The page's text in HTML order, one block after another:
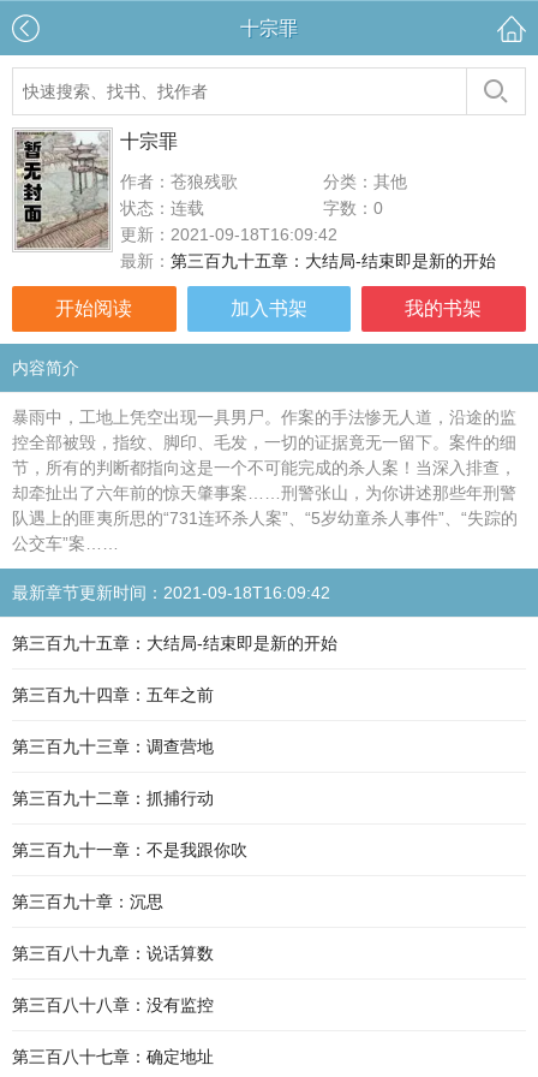
十宗罪
十宗罪
作者：苍狼残歌
分类：其他
状态：连载
字数：0
更新：2021-09-18T16:09:42
最新： 第三百九十五章：大结局-结束即是新的开始
开始阅读 加入书架 我的书架
内容简介
暴雨中，工地上凭空出现一具男尸。作案的手法惨无人道，沿途的监
控全部被毁，指纹、脚印、毛发，一切的证据竟无一留下。案件的细
节，所有的判断都指向这是一个不可能完成的杀人案！当深入排查，
却牵扯出了六年前的惊天肇事案……刑警张山，为你讲述那些年刑警
队遇上的匪夷所思的“731连环杀人案”、“5岁幼童杀人事件”、“失踪的
公交车”案……
最新章节更新时间：2021-09-18T16:09:42
第三百九十五章：大结局-结束即是新的开始
第三百九十四章：五年之前
第三百九十三章：调查营地
第三百九十二章：抓捕行动
第三百九十一章：不是我跟你吹
第三百九十章：沉思
第三百八十九章：说话算数
第三百八十八章：没有监控
第三百八十七章：确定地址